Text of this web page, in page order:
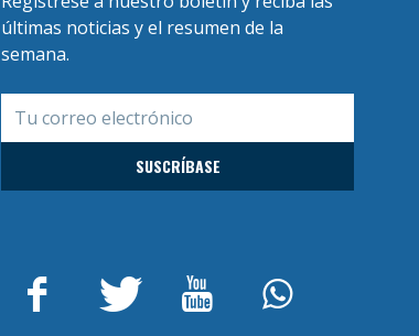
últimas noticias y el resumen de la
semana.